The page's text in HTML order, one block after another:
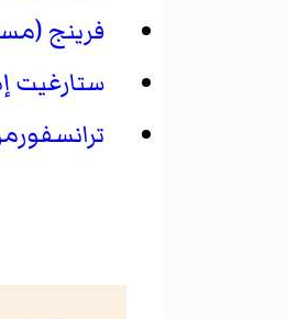
فرينج
ستارغيت إس